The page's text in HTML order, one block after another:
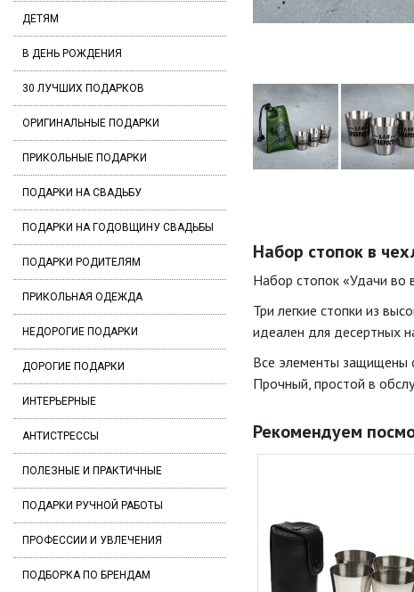
ДЕТЯМ
В ДЕНЬ РОЖДЕНИЯ
30 ЛУЧШИХ ПОДАРКОВ
ОРИГИНАЛЬНЫЕ ПОДАРКИ
ПРИКОЛЬНЫЕ ПОДАРКИ
ПОДАРКИ НА СВАДЬБУ
ПОДАРКИ НА ГОДОВЩИНУ СВАДЬБЫ
ПОДАРКИ РОДИТЕЛЯМ
ПРИКОЛЬНАЯ ОДЕЖДА
НЕДОРОГИЕ ПОДАРКИ
ДОРОГИЕ ПОДАРКИ
ИНТЕРЬЕРНЫЕ
АНТИСТРЕССЫ
ПОЛЕЗНЫЕ И ПРАКТИЧНЫЕ
ПОДАРКИ РУЧНОЙ РАБОТЫ
ПРОФЕССИИ И УВЛЕЧЕНИЯ
ПОДБОРКА ПО БРЕНДАМ
Набор стопок в
Набор стопок «Удачи во
Три легкие стопки из
идеален для десертных
Все элементы защищены
Прочный, простой в
Рекомендуем